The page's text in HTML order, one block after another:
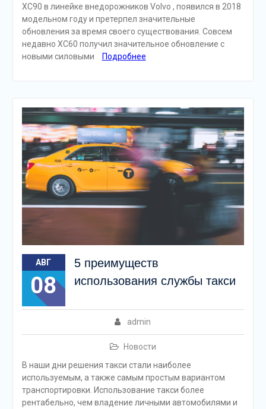
XC90 в линейке внедорожников Volvo , появился в 2018
модельном году и претерпел значительные
обновления за время своего существования. Совсем
недавно XC60 получил значительное обновление с
новыми силовыми
Подробнее
АВГ
08
5 преимуществ
использования службы такси
admin
Новости
В наши дни решения такси стали наиболее
используемым, а также самым простым вариантом
транспортировки. Использование такси более
рентабельно, чем владение личными автомобилями и